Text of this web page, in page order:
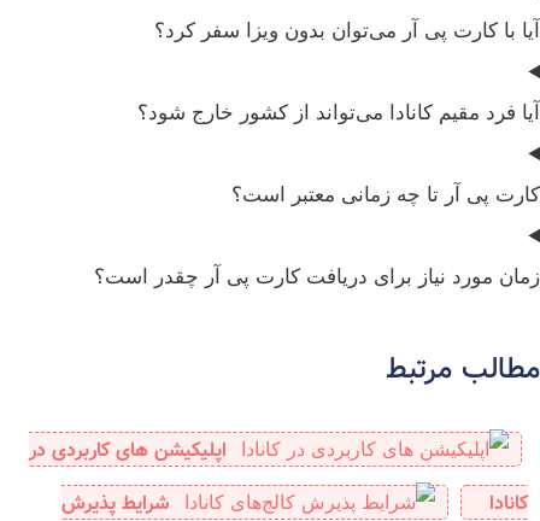
آیا با کارت پی آر می‌توان بدون ویزا سفر کرد؟
آیا فرد مقیم کانادا می‌تواند از کشور خارج شود؟
کارت پی آر تا چه زمانی معتبر است؟
زمان مورد نیاز برای دریافت کارت پی آر چقدر است؟
مطالب مرتبط
اپلیکیشن های کاربردی در
کانادا
شرایط پذیرش